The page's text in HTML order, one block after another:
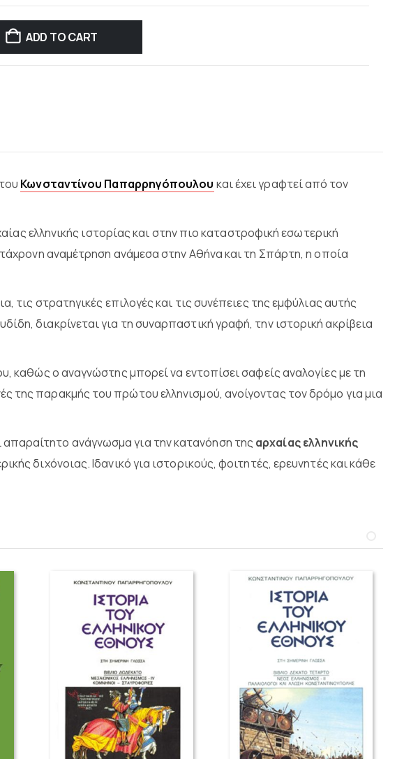
ADD TO CART
Κωνσταντίνου Παπαρρηγόπουλου και έχει γραφτεί από τον
ελληνικής ιστορίας και στην πιο καταστροφική εσωτερική
αναμέτρηση ανάμεσα στην Αθήνα και τη Σπάρτη, η οποία
στρατηγικές επιλογές και τις συνέπειες της εμφύλιας αυτής
διακρίνεται για τη συναρπαστική γραφή, την ιστορική ακρίβεια
καθώς ο αναγνώστης μπορεί να εντοπίσει σαφείς αναλογίες με τη
παρακμής του πρώτου ελληνισμού, ανοίγοντας τον δρόμο για μια
απαραίτητο ανάγνωσμα για την κατανόηση της αρχαίας ελληνικής
διχόνοιας. Ιδανικό για ιστορικούς, φοιτητές, ερευνητές και κάθε